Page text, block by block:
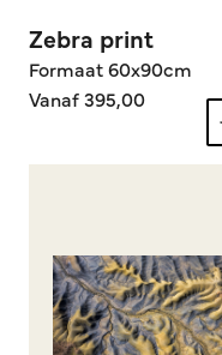
Zebra print
Formaat 60x90cm
Vanaf 395,00